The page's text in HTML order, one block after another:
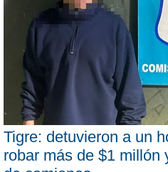
Tigre: detuvieron a un
robar más de $1 millón